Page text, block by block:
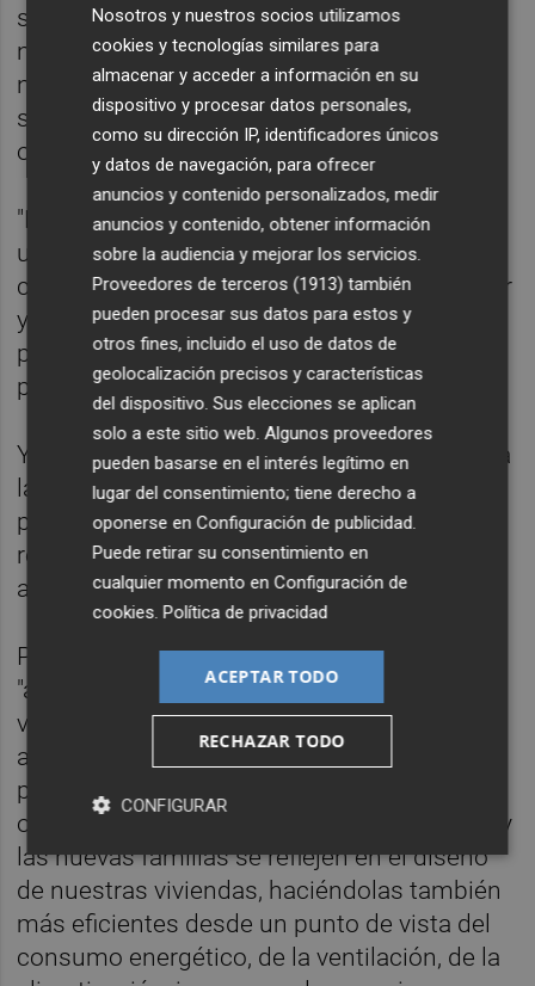
sectores urbanizables a costa de destruir
nuestra huerta, y que apuesta por mejorar
nuestros barrios, dotándolos de nuevos
servicios públicos para igualar las
oportunidades de sus vecinos y vecinas.
"En segundo lugar, estamos construyendo
una ciudad que apuesta por combatir el
cambio climático, que apuesta por recuperar
y renaturalizar el espacio público, por
peatonalizar sus plazas, por generar nuevos
parques y nuevos jardines", ha apostillado.
Y en tercer lugar, ha añadido, porque "mejora
la calidad de la vivienda, tanto la de nueva
planta como todas las acciones de
rehabilitación y mejorar de la calidad y la
accesibilidad".
Por todo ello, ha incidido en que la ciudad
"apuesta por generar nuevos parques de
vivienda pública de alquiler accesible, por
aumentar los porcentajes de vivienda de
protección pública y por cambiar las
ordenanzas para que las nuevas realidades y
las nuevas familias se reflejen en el diseño
de nuestras viviendas, haciéndolas también
más eficientes desde un punto de vista del
consumo energético, de la ventilación, de la
Nosotros y nuestros socios utilizamos
cookies y tecnologías similares para
almacenar y acceder a información en su
dispositivo y procesar datos personales,
como su dirección IP, identificadores únicos
y datos de navegación, para ofrecer
anuncios y contenido personalizados, medir
anuncios y contenido, obtener información
sobre la audiencia y mejorar los servicios.
Proveedores de terceros (1913) también
pueden procesar sus datos para estos y
otros fines, incluido el uso de datos de
geolocalización precisos y características
del dispositivo. Sus elecciones se aplican
solo a este sitio web. Algunos proveedores
pueden basarse en el interés legítimo en
lugar del consentimiento; tiene derecho a
oponerse enConfiguración de publicidad
Puede retirar su consentimiento en
cualquier momento enConfiguración de
cookies .Política de privacidad
ACEPTAR TODO
RECHAZAR TODO
CONFIGURAR